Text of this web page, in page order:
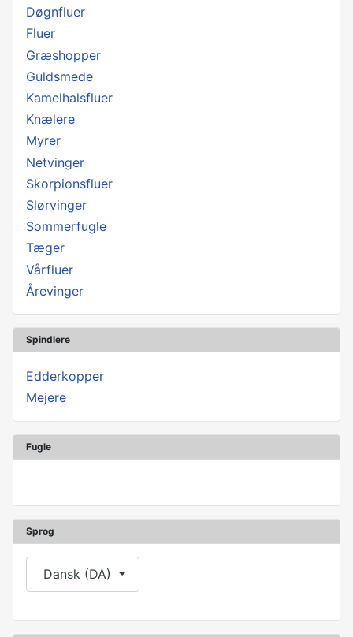
Døgnfluer
Fluer
Græshopper
Guldsmede
Kamelhalsfluer
Knælere
Myrer
Netvinger
Skorpionsfluer
Slørvinger
Sommerfugle
Tæger
Vårfluer
Årevinger
Spindlere
Edderkopper
Mejere
Fugle
Sprog
Vælg dit sprog
Dansk (DA)